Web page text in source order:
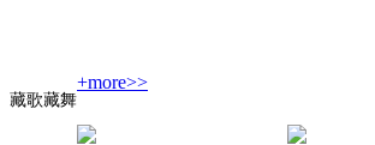
藏歌藏舞
+more>>